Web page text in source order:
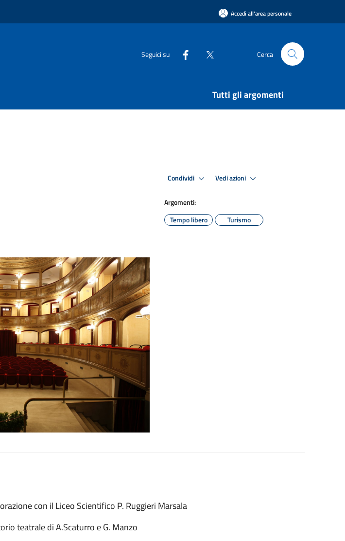
Accedi all'area personale
Seguici su Cerca
Tutti gli argomenti
Condividi Vedi azioni
Argomenti:
Tempo libero
Turismo
con il Liceo Scientifico P. Ruggieri Marsala
teatrale di A.Scaturro e G. Manzo